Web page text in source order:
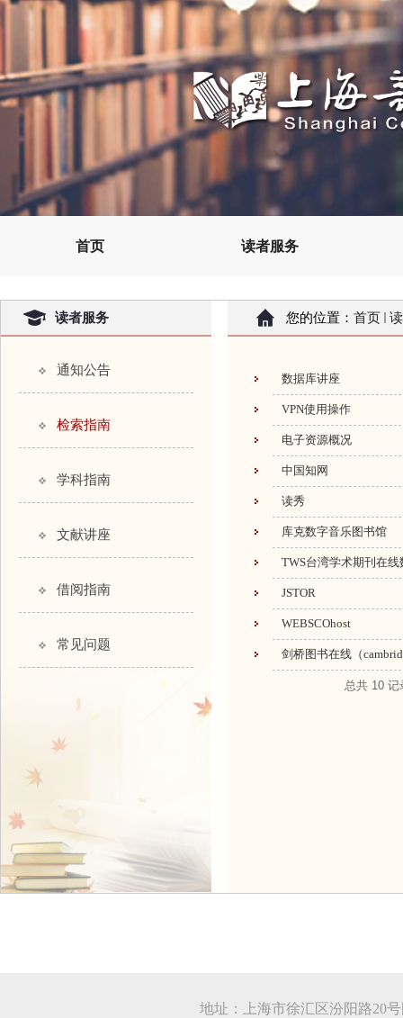
首页 读者服务
读者服务
通知公告
检索指南
学科指南
文献讲座
借阅指南
常见问题
您的位置： 首页
数据库讲座
VPN使用操作
电子资源概况
中国知网
读秀
库克数字音乐图书馆
TWS台湾学术期刊在线
JSTOR
WEBSCOhost
剑桥图书在线（
总共 10
地址：上海市徐汇区汾阳路20